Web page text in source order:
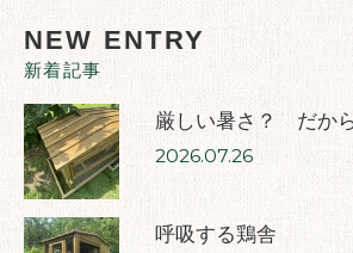
NEW ENTRY
新着記事
厳しい暑さ？ だか
2026.07.26
呼吸する鶏舎